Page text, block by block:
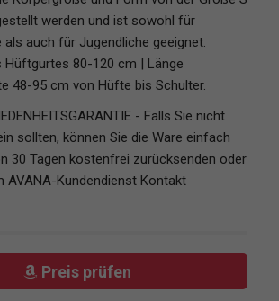
werden und ist sowohl für
als auch für Jugendliche geeignet.
Hüftgurtes 80-120 cm | Länge
48-95 cm von Hüfte bis Schulter.
- Falls Sie nicht
sollten, können Sie die Ware einfach
30 Tagen kostenfrei zurücksenden oder
AVANA-Kundendienst Kontakt
Preis prüfen